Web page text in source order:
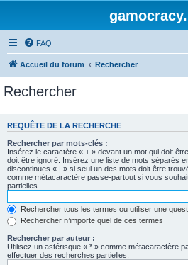
FAQ
Accueil du forum Rechercher
Rechercher
REQUÊTE DE LA RECHERCHE
Rechercher par mots-clés :
Insérez le caractère « + » devant un mot qui doit
doit être ignoré. Insérez une liste de mots séparés
discontinues « | » si seul un des mots doit être
comme métacaractère passe-partout si vous
partielles.
Rechercher tous les termes ou utiliser une
Rechercher n’importe quel de ces termes
Rechercher par auteur :
Utilisez un astérisque « * » comme métacaractère
effectuer des recherches partielles.